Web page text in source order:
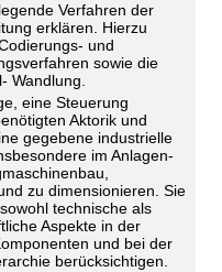
Verfahren der
erklären. Hierzu
und
sowie die
Wandlung.
eine Steuerung
Aktorik und
gegebene industrielle
im Anlagen-
zu dimensionieren. Sie
technische als
Aspekte in der
und bei der
berücksichtigen.